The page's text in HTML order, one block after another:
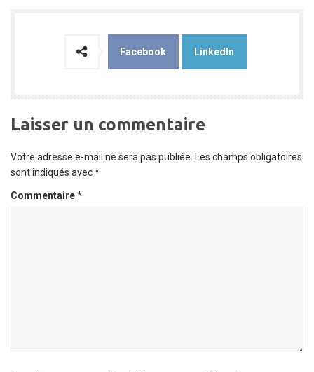
Facebook LinkedIn
Laisser un commentaire
Votre adresse e-mail ne sera pas publiée.
Les champs obligatoires
sont indiqués avec*
Commentaire*